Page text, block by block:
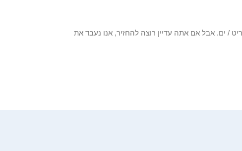
להחזיר פריט / ים. אבל אם אתה עדיין רוצה להחזיר, אנו נעבד את